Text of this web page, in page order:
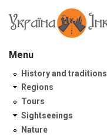
Menu
History and traditions
Regions
Tours
Sightseeings
Nature